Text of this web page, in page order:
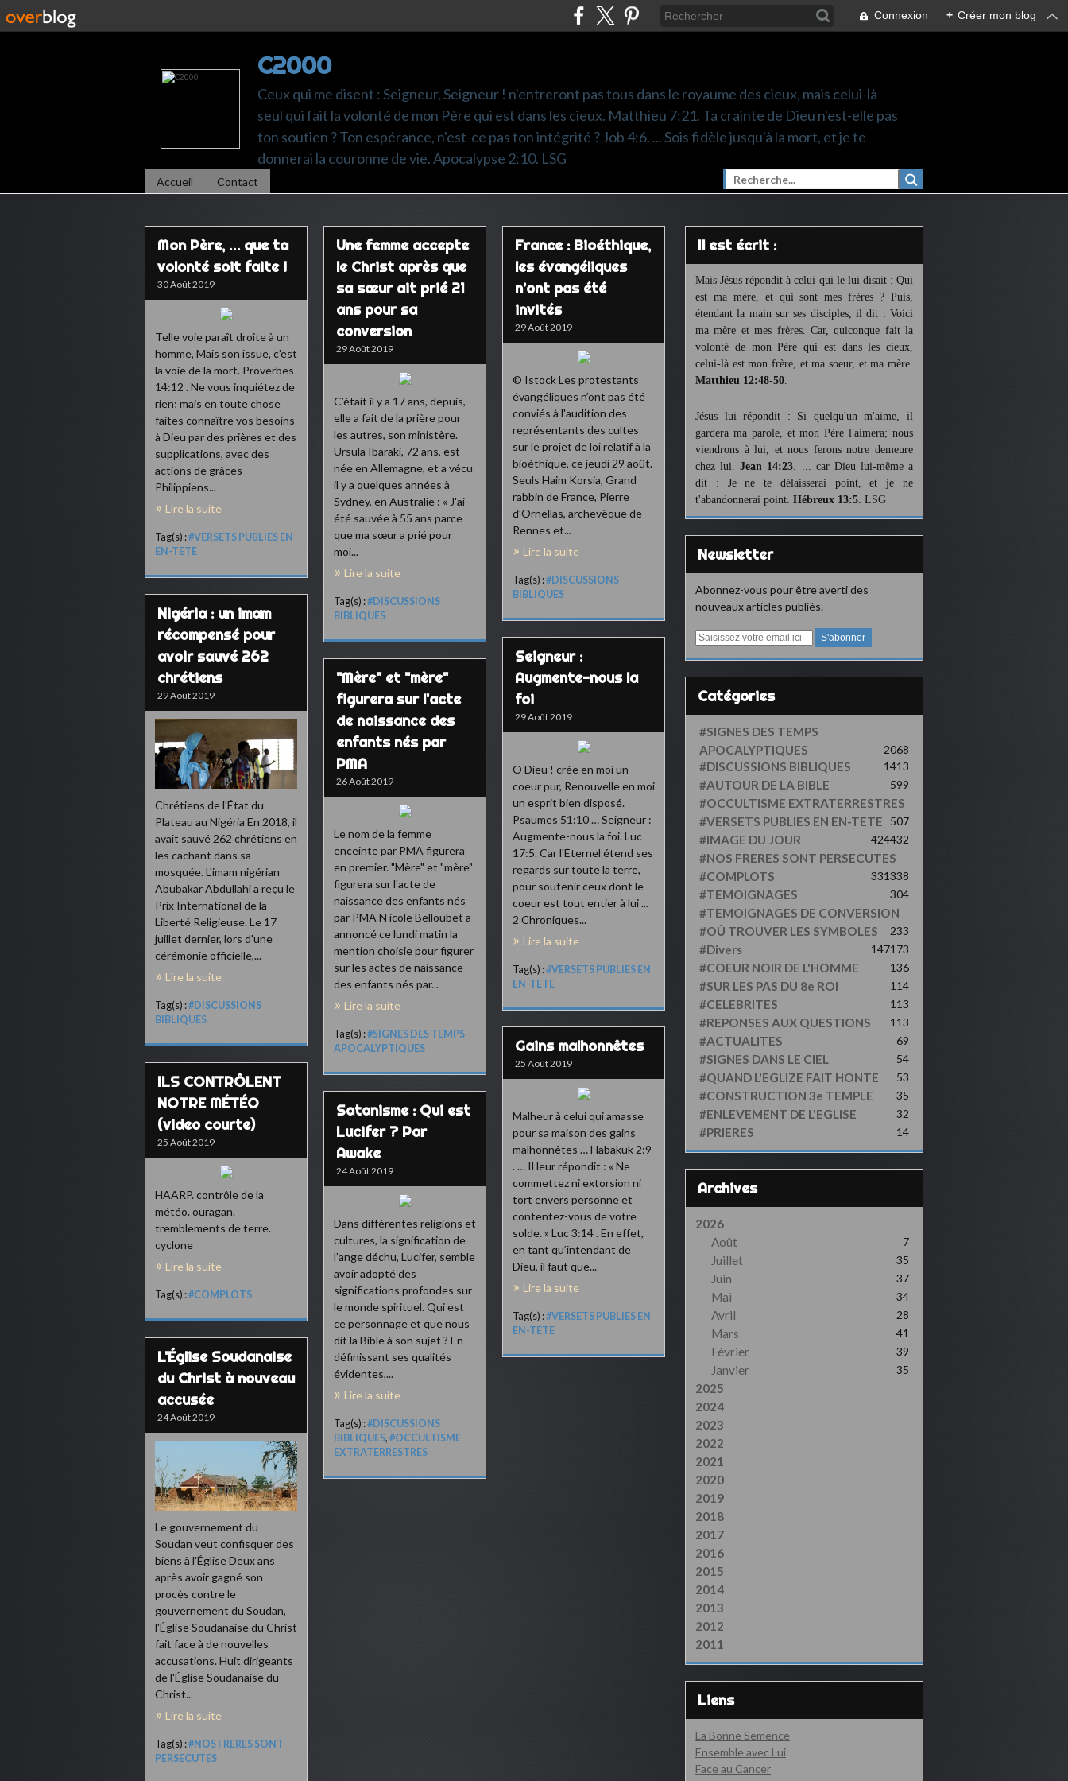
Connexion + Créer mon blog
C2000
Ceux qui me disent : Seigneur, Seigneur ! n'entreront pas tous dans le royaume des cieux, mais celui-là
seul qui fait la volonté de mon Père qui est dans les cieux. Matthieu 7:21. Ta crainte de Dieu n'est-elle pas
ton soutien ? Ton espérance, n'est-ce pas ton intégrité ? Job 4:6. ... Sois fidèle jusqu'à la mort, et je te
donnerai la couronne de vie. Apocalypse 2:10. LSG
Accueil Contact
Mon Père, … que ta
volonté soit faite !
30 Août 2019
Telle voie paraît droite à un
homme, Mais son issue, c'est
la voie de la mort. Proverbes
14:12 . Ne vous inquiétez de
rien; mais en toute chose
faites connaître vos besoins
à Dieu par des prières et des
supplications, avec des
actions de grâces
Philippiens...
Lire la suite
Tag(s) :#VERSETS PUBLIES EN
EN-TETE
Une femme accepte
le Christ après que
sa sœur ait prié 21
ans pour sa
conversion
29 Août 2019
C’était il y a 17 ans, depuis,
elle a fait de la prière pour
les autres, son ministère.
Ursula Ibaraki, 72 ans, est
née en Allemagne, et a vécu
il y a quelques années à
Sydney, en Australie : « J'ai
été sauvée à 55 ans parce
que ma sœur a prié pour
moi...
Lire la suite
Tag(s) :#DISCUSSIONS
BIBLIQUES
France : Bioéthique,
les évangéliques
n’ont pas été
invités
29 Août 2019
© Istock Les protestants
évangéliques n’ont pas été
conviés à l'audition des
représentants des cultes
sur le projet de loi relatif à la
bioéthique, ce jeudi 29 août.
Seuls Haim Korsia, Grand
rabbin de France, Pierre
d’Ornellas, archevêque de
Rennes et...
Lire la suite
Tag(s) :#DISCUSSIONS
BIBLIQUES
Nigéria : un imam
récompensé pour
avoir sauvé 262
chrétiens
29 Août 2019
Chrétiens de l'État du
Plateau au Nigéria En 2018, il
avait sauvé 262 chrétiens en
les cachant dans sa
mosquée. L'imam nigérian
Abubakar Abdullahi a reçu le
Prix International de la
Liberté Religieuse. Le 17
juillet dernier, lors d'une
cérémonie officielle,...
Lire la suite
Tag(s) :#DISCUSSIONS
BIBLIQUES
Seigneur :
Augmente-nous la
foi
29 Août 2019
O Dieu ! crée en moi un
coeur pur, Renouvelle en moi
un esprit bien disposé.
Psaumes 51:10 … Seigneur :
Augmente-nous la foi. Luc
17:5. Car l'Éternel étend ses
regards sur toute la terre,
pour soutenir ceux dont le
coeur est tout entier à lui ...
2 Chroniques...
Lire la suite
Tag(s) :#VERSETS PUBLIES EN
EN-TETE
"Mère" et "mère"
figurera sur l'acte
de naissance des
enfants nés par
PMA
26 Août 2019
Le nom de la femme
enceinte par PMA figurera
en premier. "Mère" et "mère"
figurera sur l'acte de
naissance des enfants nés
par PMA N icole Belloubet a
annoncé ce lundi matin la
mention choisie pour figurer
sur les actes de naissance
des enfants nés par...
Lire la suite
Tag(s) :#SIGNES DES TEMPS
APOCALYPTIQUES
Gains malhonnêtes
25 Août 2019
Malheur à celui qui amasse
pour sa maison des gains
malhonnêtes … Habakuk 2:9
. … Il leur répondit : « Ne
commettez ni extorsion ni
tort envers personne et
contentez-vous de votre
solde. » Luc 3:14 . En effet,
en tant qu’intendant de
Dieu, il faut que...
Lire la suite
Tag(s) :#VERSETS PUBLIES EN
EN-TETE
ILS CONTRÔLENT
NOTRE MÉTÉO
(video courte)
25 Août 2019
HAARP. contrôle de la
météo. ouragan.
tremblements de terre.
cyclone
Lire la suite
Tag(s) :#COMPLOTS
Satanisme : Qui est
Lucifer ? Par
Awake
24 Août 2019
Dans différentes religions et
cultures, la signification de
l’ange déchu, Lucifer, semble
avoir adopté des
significations profondes sur
le monde spirituel. Qui est
ce personnage et que nous
dit la Bible à son sujet ? En
définissant ses qualités
évidentes,...
Lire la suite
Tag(s) :#DISCUSSIONS
BIBLIQUES, #OCCULTISME
EXTRATERRESTRES
L'Église Soudanaise
du Christ à nouveau
accusée
24 Août 2019
Le gouvernement du
Soudan veut confisquer des
biens à l'Église Deux ans
après avoir gagné son
procès contre le
gouvernement du Soudan,
l'Église Soudanaise du Christ
fait face à de nouvelles
accusations. Huit dirigeants
de l'Église Soudanaise du
Christ...
Lire la suite
Tag(s) :#NOS FRERES SONT
PERSECUTES
Il est écrit :
Mais Jésus répondit à celui qui le lui disait : Qui
est ma mère, et qui sont mes frères ? Puis,
étendant la main sur ses disciples, il dit : Voici
ma mère et mes frères. Car, quiconque fait la
volonté de mon Père qui est dans les cieux,
celui-là est mon frère, et ma soeur, et ma mère.
Matthieu 12:48-50.
Jésus lui répondit : Si quelqu'un m'aime, il
gardera ma parole, et mon Père l'aimera; nous
viendrons à lui, et nous ferons notre demeure
chez lui.Jean 14:23. ... car Dieu lui-même a
dit : Je ne te délaisserai point, et je ne
t'abandonnerai point. Hébreux 13:5. LSG
Newsletter
Abonnez-vous pour être averti des
nouveaux articles publiés.
E
a
i
Catégories
#SIGNES DES TEMPS
APOCALYPTIQUES 2068
#DISCUSSIONS BIBLIQUES 1413
#AUTOUR DE LA BIBLE 599
#OCCULTISME EXTRATERRESTRES
507
#VERSETS PUBLIES EN EN-TETE
432
#IMAGE DU JOUR 424
#NOS FRERES SONT PERSECUTES
338
#COMPLOTS 331
#TEMOIGNAGES 304
#TEMOIGNAGES DE CONVERSION
233
#OÙ TROUVER LES SYMBOLES
173
#Divers 147
#COEUR NOIR DE L'HOMME 136
#SUR LES PAS DU 8e ROI 114
#CELEBRITES 113
#REPONSES AUX QUESTIONS 113
#ACTUALITES 69
#SIGNES DANS LE CIEL 54
#QUAND L'EGLIZE FAIT HONTE 53
#CONSTRUCTION 3e TEMPLE 35
#ENLEVEMENT DE L'EGLISE 32
#PRIERES 14
Archives
2026
Août
7
Juillet 35
Juin 37
Mai 34
Avril 28
Mars 41
Février 39
Janvier 35
2025
2024
2023
2022
2021
2020
2019
2018
2017
2016
2015
2014
2013
2012
2011
Liens
La Bonne Semence
Ensemble avec Lui
Face au Cancer